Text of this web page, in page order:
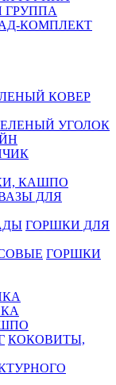
ГРУППА
КОМПЛЕКТ
КОВЕР
УГОЛОК
КАШПО
ДЛЯ
ГОРШКИ ДЛЯ
ГОРШКИ
КОКОВИТЫ,